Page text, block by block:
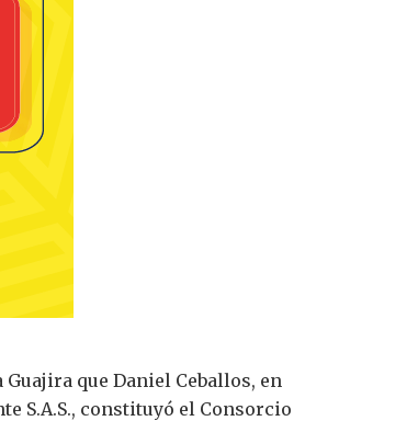
que Daniel Ceballos, en
S.A.S., constituyó el Consorcio